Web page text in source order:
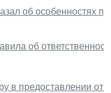
об особенностях
об
в предоставлении